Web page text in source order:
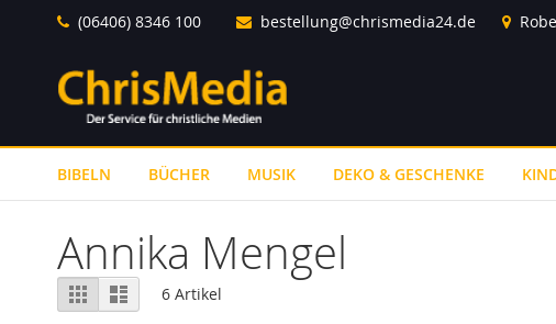
Direkt
Inhalt
(06406) 8346 100 bestellung@chrismedia24.de
BIBELN BÜCHER MUSIK DEKO & GESCHENKE
Annika Mengel
Ansicht
als
RasterListe 6 Artikel